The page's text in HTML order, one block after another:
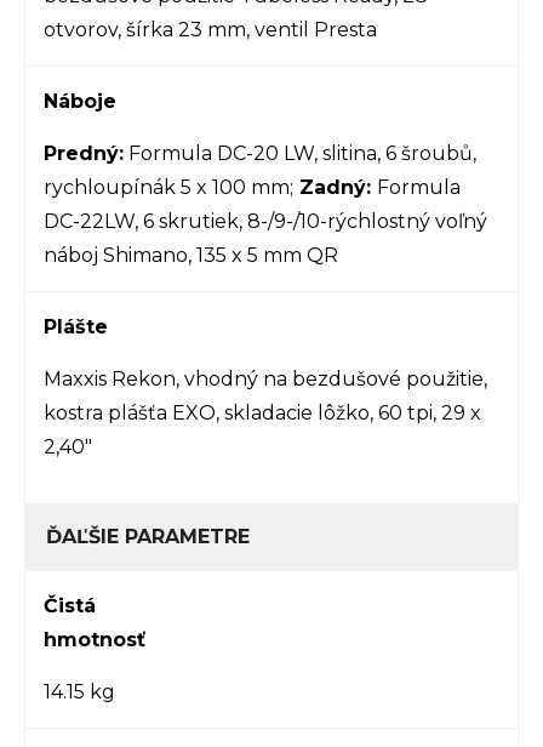
otvorov, šírka 23 mm, ventil Presta
Náboje
Predný: Formula DC-20 LW, slitina, 6 šroubů,
rychloupínák 5 x 100 mm; Zadný: Formula
DC-22LW, 6 skrutiek, 8-/9-/10-rýchlostný voľný
náboj Shimano, 135 x 5 mm QR
Plášte
Maxxis Rekon, vhodný na bezdušové použitie,
kostra plášťa EXO, skladacie lôžko, 60 tpi, 29 x
2,40"
ĎAĽŠIE PARAMETRE
Čistá
hmotnosť
14.15 kg